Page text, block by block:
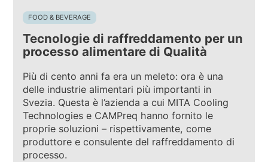
FOOD & BEVERAGE
Tecnologie di raffreddamento per un
processo alimentare di Qualità
Più di cento anni fa era un meleto: ora è una
delle industrie alimentari più importanti in
Svezia. Questa è l’azienda a cui MITA Cooling
Technologies e CAMPreq hanno fornito le
proprie soluzioni – rispettivamente, come
produttore e consulente del raffreddamento di
processo.